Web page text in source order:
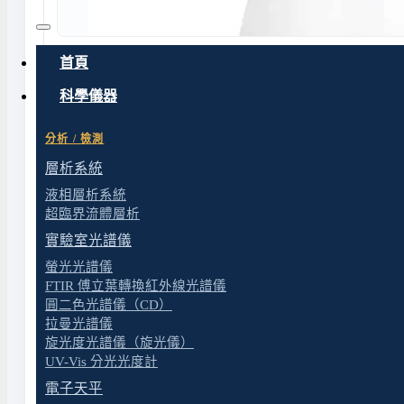
首頁
科學儀器
分析 / 檢測
層析系統
液相層析系統
超臨界流體層析
實驗室光譜儀
螢光光譜儀
FTIR 傅立葉轉換紅外線光譜儀
圓二色光譜儀（CD）
拉曼光譜儀
旋光度光譜儀（旋光儀）
UV-Vis 分光光度計
電子天平
Alligator 200 概覽
選購導引
適用場景